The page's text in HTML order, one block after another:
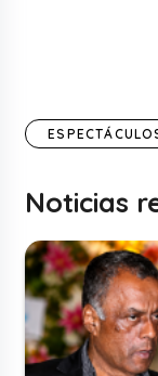
Noticias